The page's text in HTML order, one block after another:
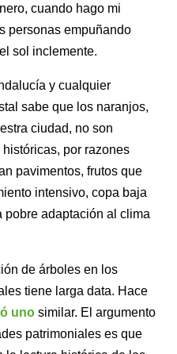
cuando hago mi
personas empuñando
sol inclemente.
y cualquier
sabe que los naranjos,
ciudad, no son
por razones
pavimentos, frutos que
intensivo, copa baja
pobre adaptación al clima
de árboles en los
tiene larga data. Hace
unosimilar. El argumento
patrimoniales es que